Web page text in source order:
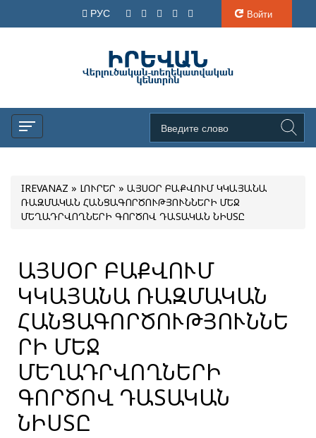
РУС Войти
IREVANAZ » ԼՈՒՐԵՐ » ԱՅՍՕՐ ԲԱՔՎՈՒՄ ԿԿԱՅԱՆԱ
ՌԱԶՄԱԿԱՆ ՀԱՆՑԱԳՈՐԾՈՒԹՅՈՒՆՆԵՐԻ ՄԵՋ
ՄԵՂԱԴՐՎՈՂՆԵՐԻ ԳՈՐԾՈՎ ԴԱՏԱԿԱՆ ՆԻՍՏԸ
ԱՅՍՕՐ ԲԱՔՎՈՒՄ
ԿԿԱՅԱՆԱ ՌԱԶՄԱԿԱՆ
ՀԱՆՑԱԳՈՐԾՈՒԹՅՈՒՆՆԵ
ՐԻ ՄԵՋ
ՄԵՂԱԴՐՎՈՂՆԵՐԻ
ԳՈՐԾՈՎ ԴԱՏԱԿԱՆ
ՆԻՍՏԸ